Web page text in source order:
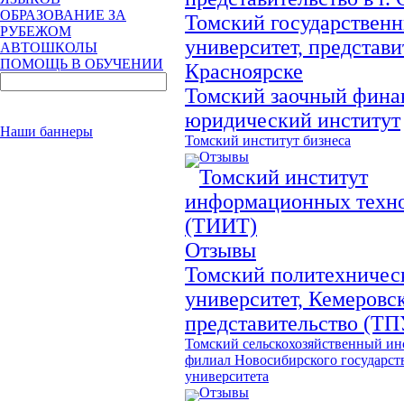
ОБРАЗОВАНИЕ ЗА
РУБЕЖОМ
АВТОШКОЛЫ
ПОМОЩЬ В ОБУЧЕНИИ
Наши баннеры
Томский
университет,
Красноярске
Томский заочный
юридический институт
Томский институт бизнеса
Отзывы
Томский институт
информационных
(ТИИТ)
Отзывы
Томский
университет,
представительство
Томский сельскохозяйственный
филиал Новосибирского
университета
Отзывы